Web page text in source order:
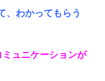
、わかってもらう
ュニケーションが